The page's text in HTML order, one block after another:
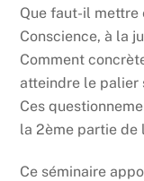
Que faut-il mettre
Conscience, à la
Comment
atteindre le palier
Ces
la 2ème partie de
Ce séminaire